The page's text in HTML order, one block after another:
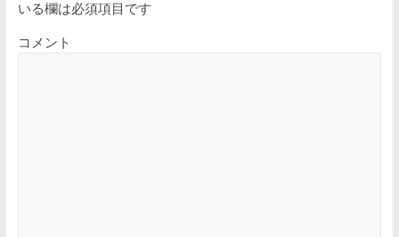
いる欄は必須項目です
コメント